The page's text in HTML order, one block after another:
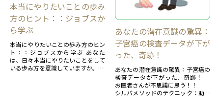
本当にやりたいことの歩み
方のヒント：：ジョブスか
ら学ぶ
本当にやりたいことの歩み方のヒン
ト：：ジョブスから学ぶ あなた
は、日々本当にやりたいことをして
いる歩み方を意識していますか。
あなたの潜在意識の驚異：
子宮癌の検査データが下が
った、奇跡！
あなたの潜在意識の驚異：子宮癌の
検査データが下がった、奇跡！
お医者さんが不思議に思う！！
シルバメソッドのテクニック：助言